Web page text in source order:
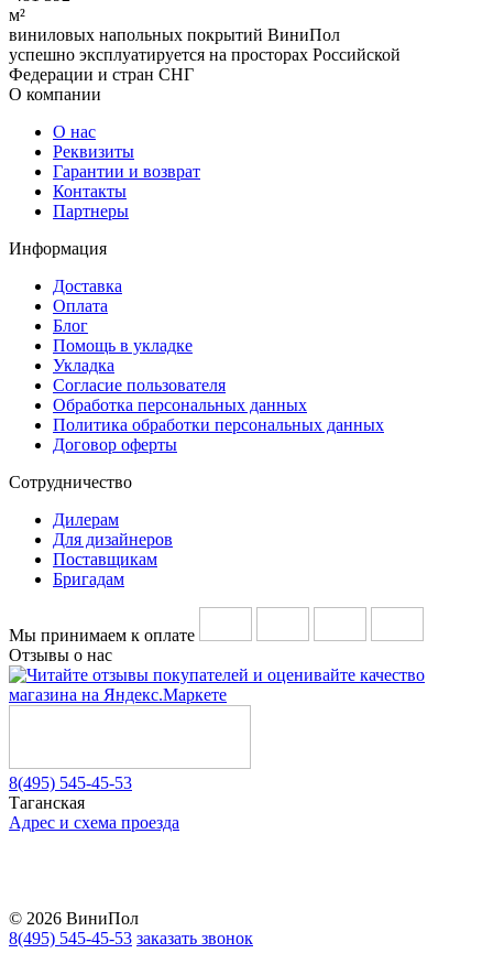
м²
виниловых напольных покрытий ВиниПол
успешно эксплуатируется на просторах Российской
Федерации и стран СНГ
О компании
О нас
Реквизиты
Гарантии и возврат
Контакты
Партнеры
Информация
Доставка
Оплата
Блог
Помощь в укладке
Укладка
Согласие пользователя
Обработка персональных данных
Политика обработки персональных данных
Договор оферты
Сотрудничество
Дилерам
Для дизайнеров
Поставщикам
Бригадам
Мы принимаем к оплате
Отзывы о нас
8(495) 545-45-53
Таганская
Адрес и схема проезда
© 2026 ВиниПол
8(495) 545-45-53 заказать звонок